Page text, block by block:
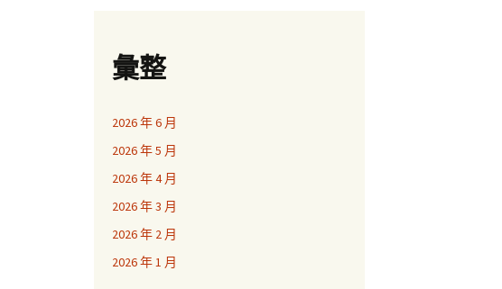
彙整
2026 年 6 月
2026 年 5 月
2026 年 4 月
2026 年 3 月
2026 年 2 月
2026 年 1 月